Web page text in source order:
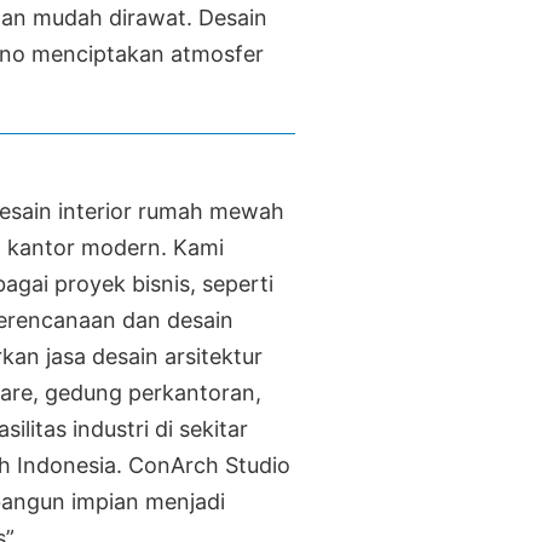
mudah dirawat. Desain
menciptakan atmosfer
interior rumah mewah
modern. Kami
proyek bisnis, seperti
dan desain
jasa desain arsitektur
gedung perkantoran,
industri di sekitar
Indonesia. ConArch Studio
impian menjadi